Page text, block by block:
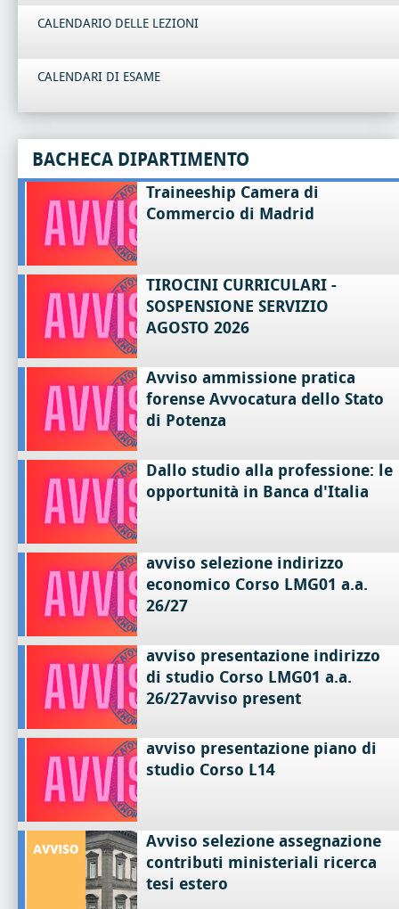
CALENDARIO DELLE LEZIONI
CALENDARI DI ESAME
BACHECA DIPARTIMENTO
Traineeship Camera di
Commercio di Madrid
TIROCINI CURRICULARI -
SOSPENSIONE SERVIZIO
AGOSTO 2026
Avviso ammissione pratica
forense Avvocatura dello Stato
di Potenza
Dallo studio alla professione: le
opportunità in Banca d'Italia
avviso selezione indirizzo
economico Corso LMG01 a.a.
26/27
avviso presentazione indirizzo
di studio Corso LMG01 a.a.
26/27avviso present
avviso presentazione piano di
studio Corso L14
Avviso selezione assegnazione
contributi ministeriali ricerca
tesi estero